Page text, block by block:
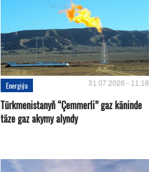
Energiýa 31.07.2026 - 11:18
Türkmenistanyň “Çemmerli” gaz käninde
täze gaz akymy alyndy